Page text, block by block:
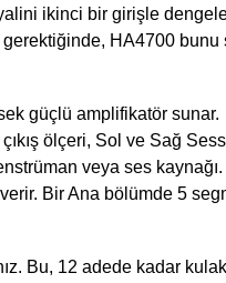
ikinci bir girişle
HA4700 bunu
güçlü amplifikatör sunar.
ölçeri, Sol ve Sağ
veya ses kaynağı.
Bir Ana bölümde 5
Bu, 12 adede kadar